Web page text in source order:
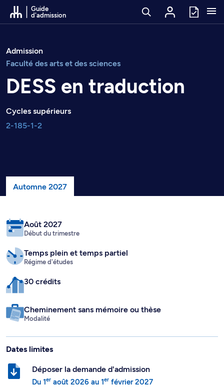
Passer au contenu
Guide
d'admission
Admission
Faculté des arts et des sciences
DESS en traduction
Cycles supérieurs
2-185-1-2
Automne 2027
Août 2027
Début du trimestre
Temps plein et temps partiel
Régime d'études
30 crédits
Cheminement sans mémoire ou thèse
Modalité
Dates limites
Déposer la demande d'admission
Du 1er août 2026 au 1er février 2027